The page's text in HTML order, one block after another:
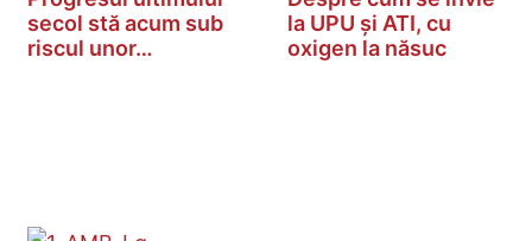
secol stă acum sub
riscul unor…
la UPU și ATI, cu
oxigen la năsuc